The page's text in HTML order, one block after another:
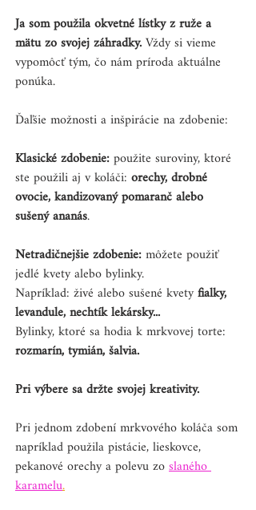
Ja som použila okvetné lístky z ruže a
mätu zo svojej záhradky. Vždy si vieme
vypomôcť tým, čo nám príroda aktuálne
ponúka.
Ďaľšie možnosti a inšpirácie na zdobenie:
Klasické zdobenie: použite suroviny, ktoré
ste použili aj v koláči: orechy, drobné
ovocie, kandizovaný pomaranč alebo
sušený ananás.
Netradičnejšie zdobenie: môžete použiť
jedlé kvety alebo bylinky.
Napríklad: živé alebo sušené kvety fialky,
levandule, nechtík lekársky...
Bylinky, ktoré sa hodia k mrkvovej torte:
rozmarín, tymián, šalvia.
Pri výbere sa držte svojej kreativity.
Pri jednom zdobení mrkvového koláča som
napríklad použila pistácie, lieskovce,
pekanové orechy a polevu zo slaného
karamelu.